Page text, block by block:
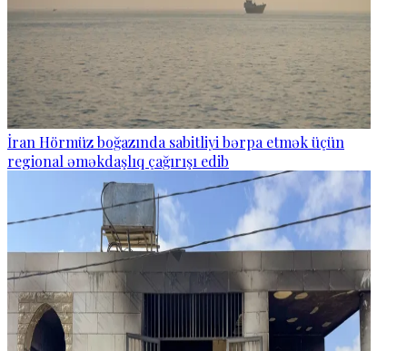
İran Hörmüz boğazında sabitliyi bərpa etmək üçün
regional əməkdaşlıq çağırışı edib